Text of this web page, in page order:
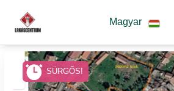
Magyar
SÜRGŐS!